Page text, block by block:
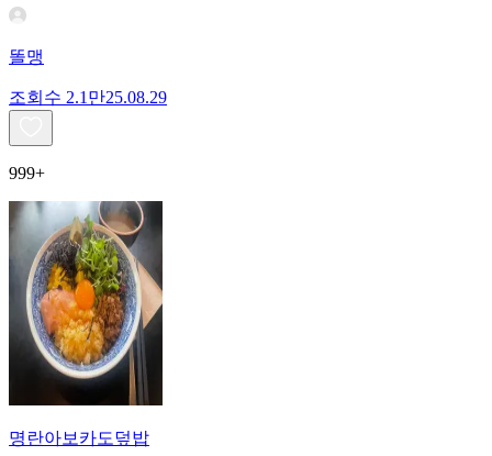
똘맹
조회수 2.1만25.08.29
999+
명란아보카도덮밥